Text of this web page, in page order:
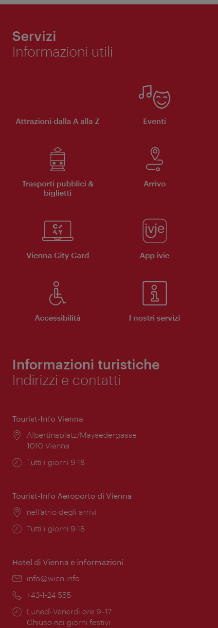
Servizi
Informazioni utili
Attrazioni dalla A alla Z Eventi
Trasporti pubblici &
biglietti
Arrivo
Vienna City Card App ivie
Accessibilità I nostri servizi
Informazioni turistiche
Indirizzi e contatti
Tourist-Info Vienna
Posizione:
Albertinaplatz/Maysedergasse
1010 Vienna
Orari
Tutti i giorni 9-18
Tourist-Info Aeroporto di Vienna
Posizione:
nell’atrio degli arrivi
Orari
Tutti i giorni 9-18
Hotel di Vienna e informazioni
Email:
info@wien.info
Telefono:
+43-1-24 555
Orari
di
Lunedì-Venerdì ore 9–17
Chiuso nei giorni festivi